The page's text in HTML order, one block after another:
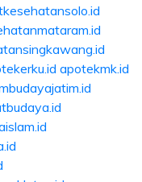
apotekmk.id